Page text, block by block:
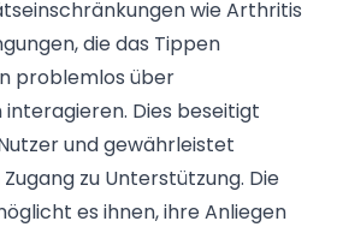
wie Arthritis
die das Tippen
problemlos über
Dies beseitigt
und gewährleistet
zu Unterstützung. Die
es ihnen, ihre Anliegen